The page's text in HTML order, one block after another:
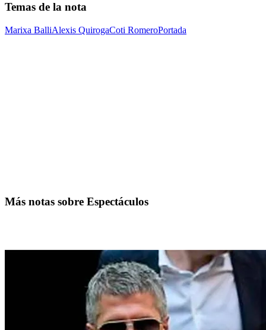
Temas de la nota
Marixa BalliAlexis QuirogaCoti RomeroPortada
Más notas sobre Espectáculos